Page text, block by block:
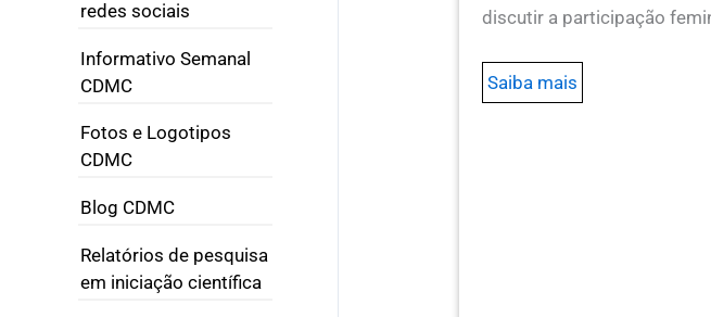
redes sociais
Informativo Semanal
CDMC
Fotos e Logotipos
CDMC
Blog CDMC
Relatórios de pesquisa
em iniciação científica
discutir a participação
Saiba mais